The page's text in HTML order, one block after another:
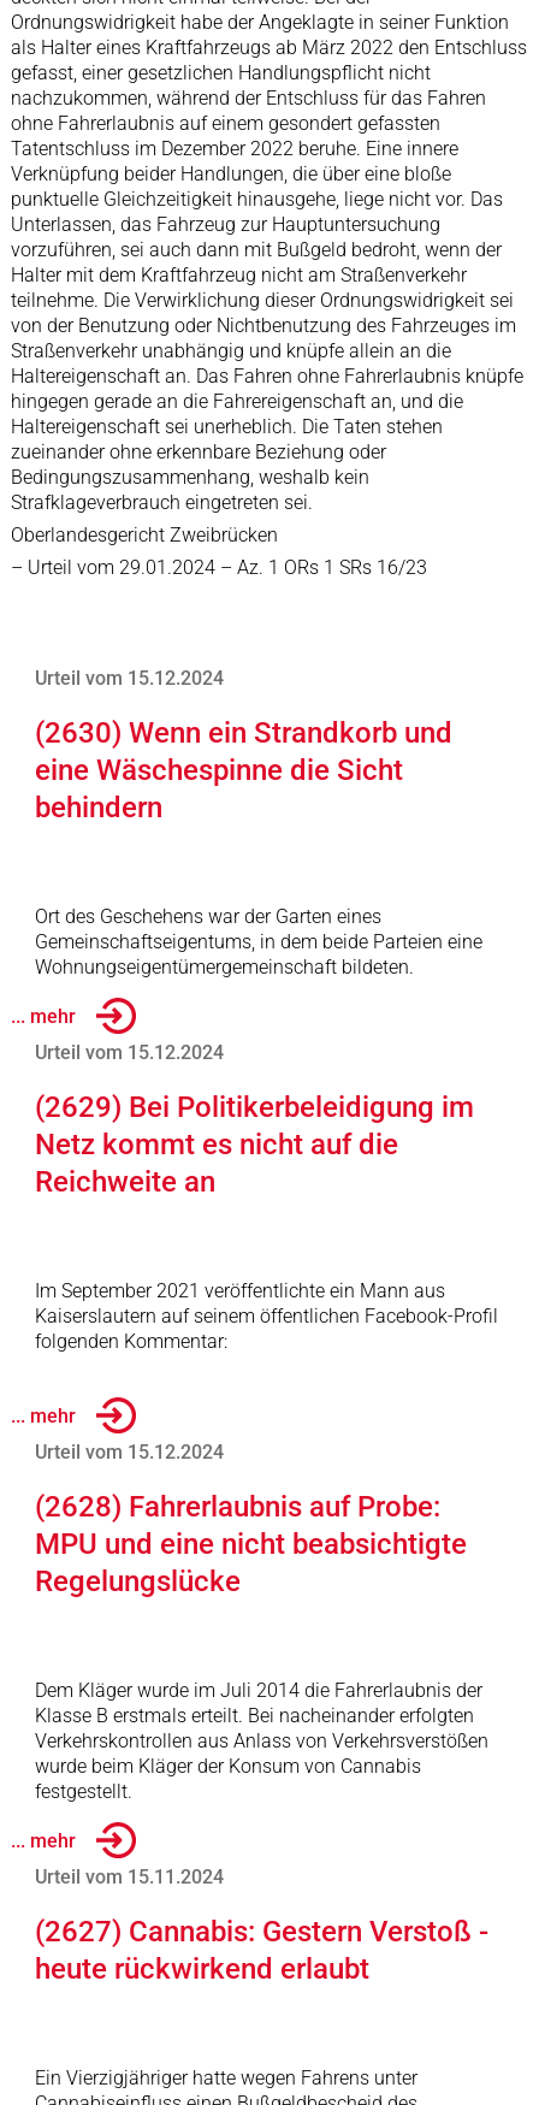
Ordnungswidrigkeit habe der Angeklagte in seiner Funktion
als Halter eines Kraftfahrzeugs ab März 2022 den Entschluss
gefasst, einer gesetzlichen Handlungspflicht nicht
nachzukommen, während der Entschluss für das Fahren
ohne Fahrerlaubnis auf einem gesondert gefassten
Tatentschluss im Dezember 2022 beruhe. Eine innere
Verknüpfung beider Handlungen, die über eine bloße
punktuelle Gleichzeitigkeit hinausgehe, liege nicht vor. Das
Unterlassen, das Fahrzeug zur Hauptuntersuchung
vorzuführen, sei auch dann mit Bußgeld bedroht, wenn der
Halter mit dem Kraftfahrzeug nicht am Straßenverkehr
teilnehme. Die Verwirklichung dieser Ordnungswidrigkeit sei
von der Benutzung oder Nichtbenutzung des Fahrzeuges im
Straßenverkehr unabhängig und knüpfe allein an die
Haltereigenschaft an. Das Fahren ohne Fahrerlaubnis knüpfe
hingegen gerade an die Fahrereigenschaft an, und die
Haltereigenschaft sei unerheblich. Die Taten stehen
zueinander ohne erkennbare Beziehung oder
Bedingungszusammenhang, weshalb kein
Strafklageverbrauch eingetreten sei.
Oberlandesgericht Zweibrücken
– Urteil vom 29.01.2024 – Az. 1 ORs 1 SRs 16/23
Urteil vom 15.12.2024
(2630) Wenn ein Strandkorb und
eine Wäschespinne die Sicht
behindern
Ort des Geschehens war der Garten eines
Gemeinschaftseigentums, in dem beide Parteien eine
Wohnungseigentümergemeinschaft bildeten.
... mehr
Urteil vom 15.12.2024
(2629) Bei Politikerbeleidigung im
Netz kommt es nicht auf die
Reichweite an
Im September 2021 veröffentlichte ein Mann aus
Kaiserslautern auf seinem öffentlichen Facebook-Profil
folgenden Kommentar:
... mehr
Urteil vom 15.12.2024
(2628) Fahrerlaubnis auf Probe:
MPU und eine nicht beabsichtigte
Regelungslücke
Dem Kläger wurde im Juli 2014 die Fahrerlaubnis der
Klasse B erstmals erteilt. Bei nacheinander erfolgten
Verkehrskontrollen aus Anlass von Verkehrsverstößen
wurde beim Kläger der Konsum von Cannabis
festgestellt.
... mehr
Urteil vom 15.11.2024
(2627) Cannabis: Gestern Verstoß -
heute rückwirkend erlaubt
Ein Vierzigjähriger hatte wegen Fahrens unter